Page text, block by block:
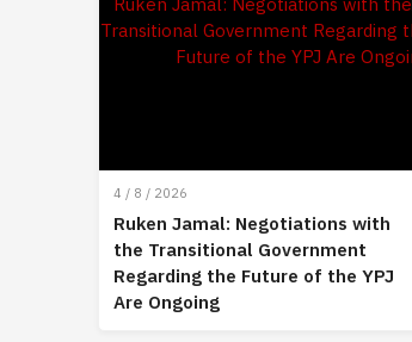
4 / 8 / 2026
Ruken Jamal: Negotiations with
the Transitional Government
Regarding the Future of the YPJ
Are Ongoing